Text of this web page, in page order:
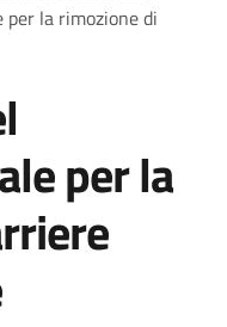
la rimozione di
per la